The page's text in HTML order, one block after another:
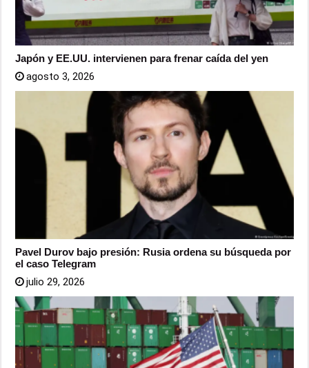
Japón y EE.UU. intervienen para frenar caída del yen
agosto 3, 2026
Pavel Durov bajo presión: Rusia ordena su búsqueda por
el caso Telegram
julio 29, 2026